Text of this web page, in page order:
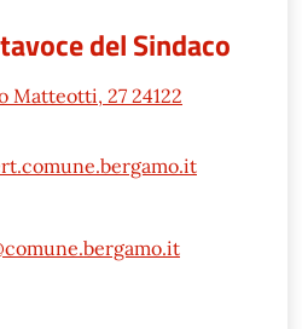
del Sindaco
Matteotti, 27 24122